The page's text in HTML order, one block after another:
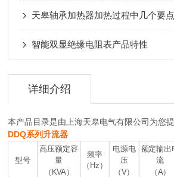
天皋轴承加热器加热过程中几个要点
智能双显绝缘电阻表产品特性
详细介绍
本产品目录是由上海天皋电气有限公司为您提
DDQ系列升流器
型号
高压额定容
量
（KVA）
频率
（Hz）
电源电
压
（V）
额定输出
流
（A）